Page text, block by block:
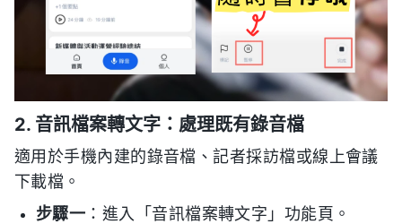
2. 音訊檔案轉文字：處理既有錄音檔
適用於手機內建的錄音檔、記者採訪檔或線上會議
下載檔。
步驟一 ：進入「音訊檔案轉文字」功能頁。